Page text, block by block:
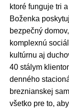
ktoré funguje tri
Boženka p
bezpečný
komplexnú
kultúrnu aj
40 stálym
denného
breznianskej
všetko pre to,